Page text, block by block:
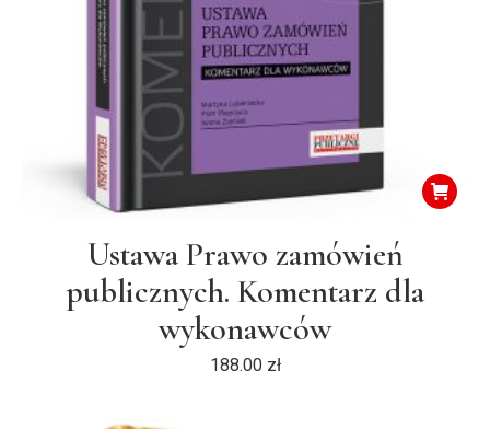
Ustawa Prawo zamówień
publicznych. Komentarz dla
wykonawców
188.00 zł